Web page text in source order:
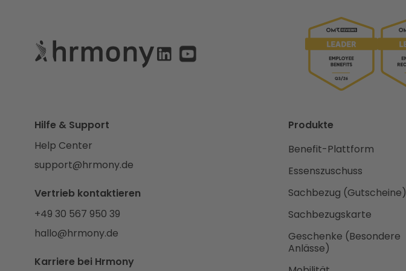
Hilfe & Support
Help Center
support@hrmony.de
Vertrieb kontaktieren
+49 30 567 950 39
hallo@hrmony.de
Karriere bei Hrmony
Produkte
Benefit-Plattform
Essenszuschuss
Sachbezug (Gutscheine)
Sachbezugskarte
Geschenke (Besondere
Anlässe)